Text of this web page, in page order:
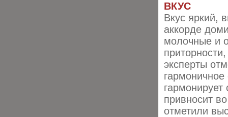
ВКУС
Вкус яркий,
аккорде
молочные и
эксперты
привносит
отметили